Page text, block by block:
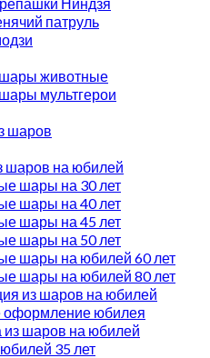
патруль
животные
мультгерои
шаров
шаров на юбилей
шары на 30 лет
шары на 40 лет
шары на 45 лет
шары на 50 лет
шары на юбилей 60 лет
шары на юбилей 80 лет
из шаров на юбилей
оформление юбилея
из шаров на юбилей
35 лет